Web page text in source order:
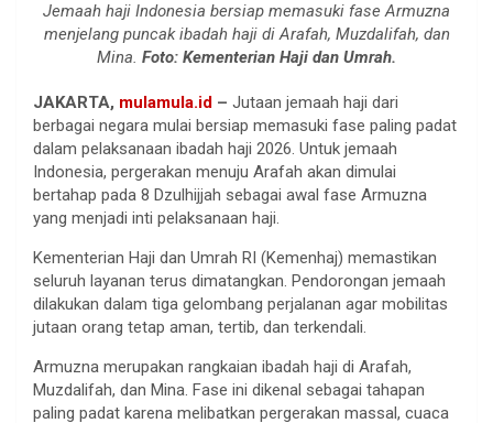
Jemaah haji Indonesia bersiap memasuki fase Armuzna
menjelang puncak ibadah haji di Arafah, Muzdalifah, dan
Mina. Foto: Kementerian Haji dan Umrah.
JAKARTA, mulamula.id – Jutaan jemaah haji dari
berbagai negara mulai bersiap memasuki fase paling padat
dalam pelaksanaan ibadah haji 2026. Untuk jemaah
Indonesia, pergerakan menuju Arafah akan dimulai
bertahap pada 8 Dzulhijjah sebagai awal fase Armuzna
yang menjadi inti pelaksanaan haji.
Kementerian Haji dan Umrah RI (Kemenhaj) memastikan
seluruh layanan terus dimatangkan. Pendorongan jemaah
dilakukan dalam tiga gelombang perjalanan agar mobilitas
jutaan orang tetap aman, tertib, dan terkendali.
Armuzna merupakan rangkaian ibadah haji di Arafah,
Muzdalifah, dan Mina. Fase ini dikenal sebagai tahapan
paling padat karena melibatkan pergerakan massal, cuaca